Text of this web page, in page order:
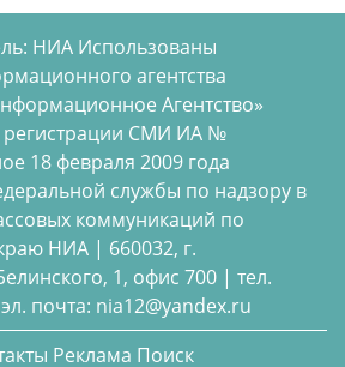
НИА Использованы
агентства
Агентство»
регистрации СМИ ИА №
18 февраля 2009 года
службы по надзору в
коммуникаций по
НИА | 660032, г.
1, офис 700 | тел.
почта: nia12@yandex.ru
Реклама Поиск